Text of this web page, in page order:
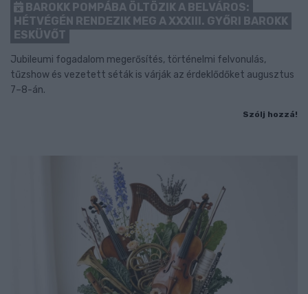
BAROKK POMPÁBA ÖLTÖZIK A BELVÁROS:
HÉTVÉGÉN RENDEZIK MEG A XXXIII. GYŐRI BAROKK
ESKÜVŐT
Jubileumi fogadalom megerősítés, történelmi felvonulás,
tűzshow és vezetett séták is várják az érdeklődőket augusztus
7–8-án.
Szólj hozzá!